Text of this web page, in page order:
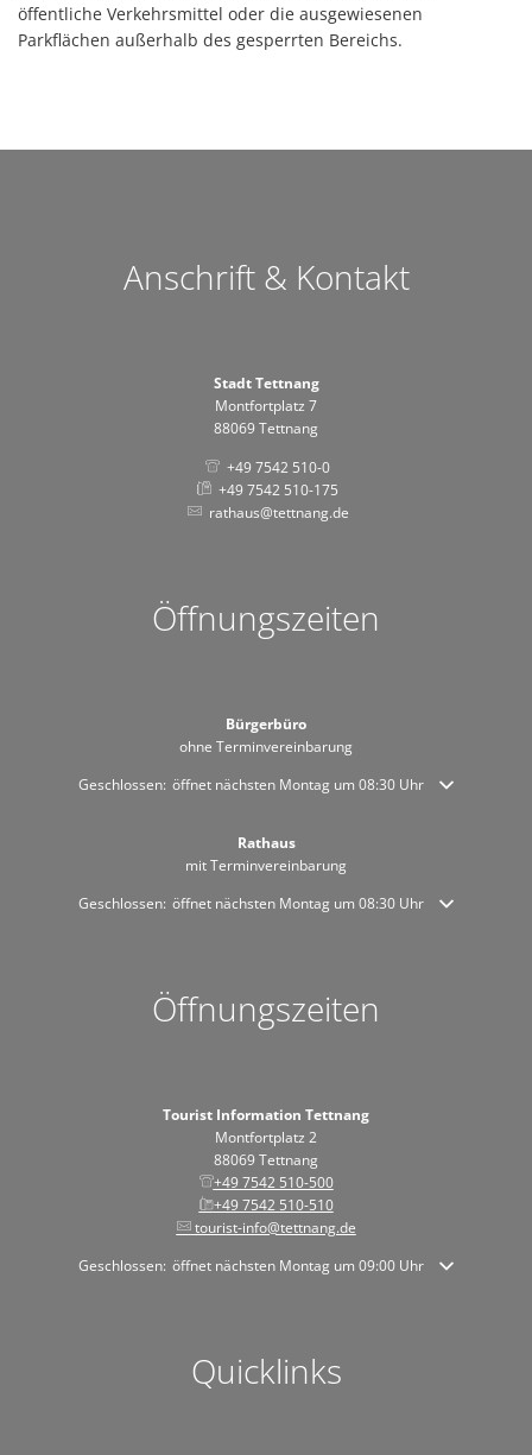
öffentliche Verkehrsmittel oder die ausgewiesenen
Parkflächen außerhalb des gesperrten Bereichs.
Anschrift & Kontakt
Stadt Tettnang
Montfortplatz 7
88069 Tettnang
+49 7542 510-0
+49 7542 510-175
rathaus@tettnang.de
Öffnungszeiten
Bürgerbüro
ohne Terminvereinbarung
Klicken, um weitere Öffnungs- oder Schließzeiten auszublenden
Geschlossen: öffnet nächsten Montag um 08:30 Uhr
Rathaus
mit Terminvereinbarung
Klicken, um weitere Öffnungs- oder Schließzeiten auszublenden
Geschlossen: öffnet nächsten Montag um 08:30 Uhr
Öffnungszeiten
Tourist Information Tettnang
Montfortplatz 2
88069 Tettnang
+49 7542 510-500
+49 7542 510-510
tourist-info@tettnang.de
Klicken, um weitere Öffnungs- oder Schließzeiten auszublenden
Geschlossen: öffnet nächsten Montag um 09:00 Uhr
Quicklinks